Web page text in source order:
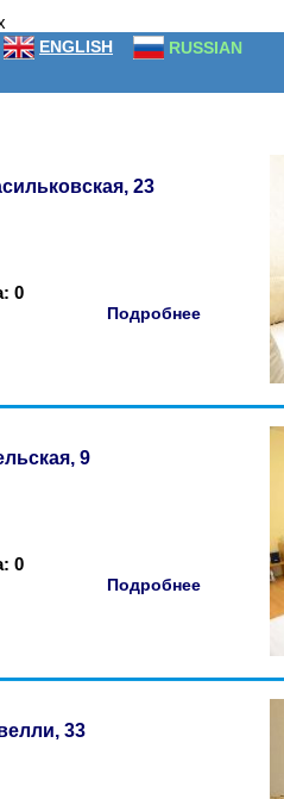
ENGLISH RUSSIAN
23
0
Подробнее
9
0
Подробнее
33